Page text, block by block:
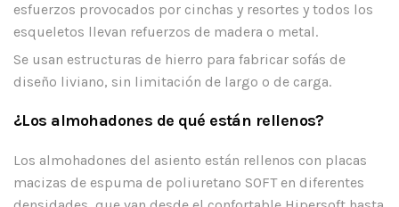
esfuerzos provocados por cinchas y resortes y todos los
esqueletos llevan refuerzos de madera o metal.
Se usan estructuras de hierro para fabricar sofás de
diseño liviano, sin limitación de largo o de carga.
¿Los almohadones de qué están rellenos?
Los almohadones del asiento están rellenos con placas
macizas de espuma de poliuretano SOFT en diferentes